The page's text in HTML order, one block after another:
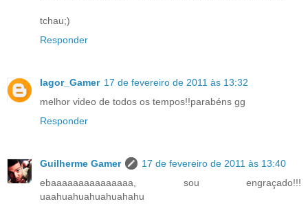
tchau;)
Responder
Iagor_Gamer 17 de fevereiro de 2011 às 13:32
melhor video de todos os tempos!!parabéns gg
Responder
Guilherme Gamer
17 de fevereiro de 2011 às 13:40
ebaaaaaaaaaaaaaaa, sou engraçado!!!
uaahuahuahuahuahahu